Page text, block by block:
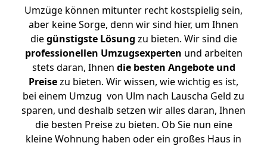
Umzüge können mitunter recht kostspielig sein,
aber keine Sorge, denn wir sind hier, um Ihnen
diegünstigste Lösung zu bieten. Wir sind die
professionellen Umzugsexperten und arbeiten
stets daran, Ihnen die besten Angebote und
Preisezu bieten. Wir wissen, wie wichtig es ist,
bei einem Umzug von Ulm nach Lauscha Geld zu
sparen, und deshalb setzen wir alles daran, Ihnen
die besten Preise zu bieten. Ob Sie nun eine
kleine Wohnung haben oder ein großes Haus in